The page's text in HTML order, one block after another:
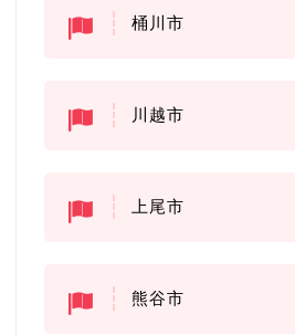
桶川市
川越市
上尾市
熊谷市